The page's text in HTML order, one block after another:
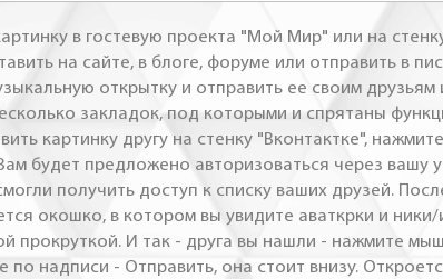
в гостевую проекта "Мой Мир" или на
на сайте, в блоге, форуме или отправить в
открытку и отправить ее своим друзьям
закладок, под которыми и спрятаны
картинку другу на стенку "Вконтактке",
будет предложено авторизоваться через вашу
получить доступ к списку ваших друзей.
окошко, в котором вы увидите аваткрки и
прокруткой. И так - друга вы нашли - нажмите
по надписи - Отправить, она стоит внизу.